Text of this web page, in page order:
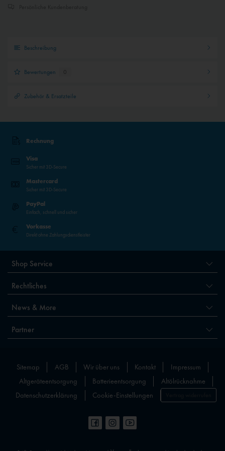
Beschreibung
Bewertungen 0
Zubehör & Ersatzteile
Rechnung
Visa
Sicher mit 3D-Secure
Mastercard
Sicher mit 3D-Secure
PayPal
Einfach, schnell und sicher
Vorkasse
Direkt ohne Zahlungsdienstleister
Shop Service
Rechtliches
News & More
Partner
Sitemap AGB Wir über uns Kontakt
Impressum
Altgeräteentsorgung
Batterieentsorgung
Altölrücknahme
Datenschutzerklärung
Cookie-Einstellungen